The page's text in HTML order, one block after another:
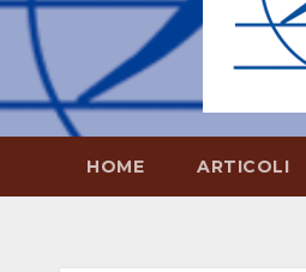
HOME ARTICOLI